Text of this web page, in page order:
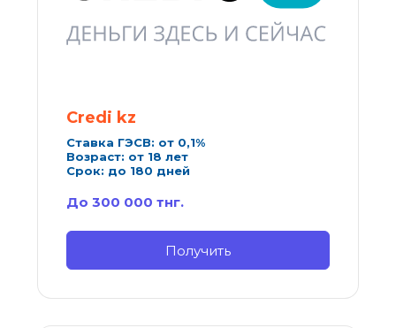
Credi kz
Ставка ГЭСВ: от 0,1%
Возраст: от 18 лет
Срок: до 180 дней
До 300 000 тнг.
Получить